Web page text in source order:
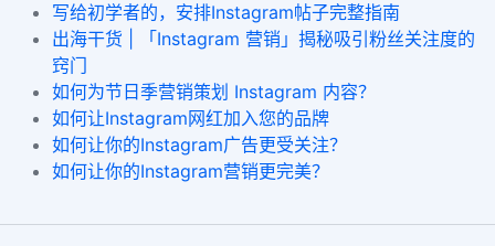
写给初学者的，安排Instagram帖子完整指南
出海干货 | 「Instagram 营销」揭秘吸引粉丝关注度的
窍门
如何为节日季营销策划 Instagram 内容？
如何让Instagram网红加入您的品牌
如何让你的Instagram广告更受关注？
如何让你的Instagram营销更完美？